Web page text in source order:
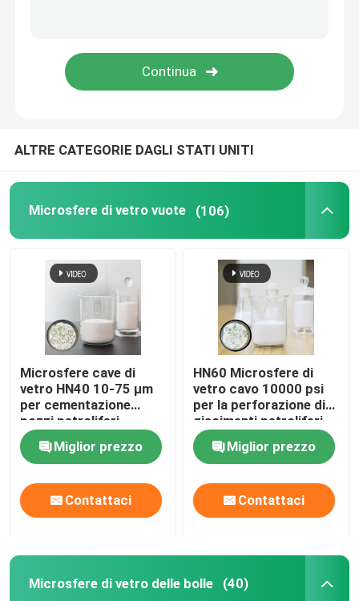
TUTTI I PRODOTTI
ALTRE CATEGORIE DAGLI STATI UNITI
Microsfere di vetro vuote (106)
Microsfere cave di
vetro HN40 10-75 µm
per cementazione
pozzi petroliferi
Miglior prezzo
Contattaci
HN60 Microsfere di
vetro cavo 10000 psi
per la perforazione di
giacimenti petroliferi
Miglior prezzo
Contattaci
Microsfere di vetro delle bolle (40)